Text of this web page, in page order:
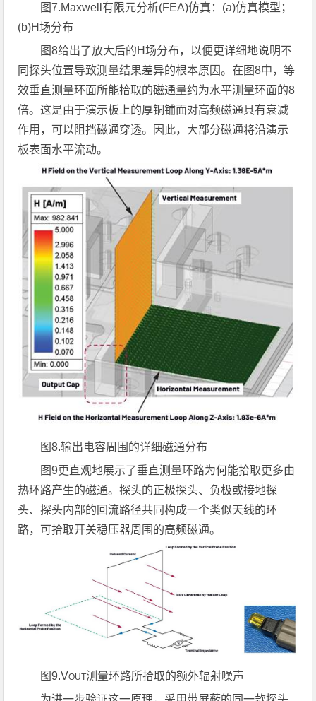
图7.Maxwell 有限元分析(FEA)仿真： (a)仿真模型；
(b)H场分布
图8给出了放大后的H场分布，以便更详细地说明不
同探头位置导致测量结果差异的根本原因。在图8中，等
效垂直测量环面所能拾取的磁通量约为水平测量环面的8
倍。这是由于演示板上的厚铜铺面对高频磁通具有衰减
作用，可以阻挡磁通穿透。因此，大部分磁通将沿演示
板表面水平流动。
图8.输出电容周围的详细磁通分布
图9更直观地展示了垂直测量环路为何能拾取更多由
热环路产生的磁通。探头的正极探头、负极或接地探
头、探头内部的回流路径共同构成一个类似天线的环
路，可拾取开关稳压器周围的高频磁通。
图9.VOUT测量环路所拾取的额外辐射噪声